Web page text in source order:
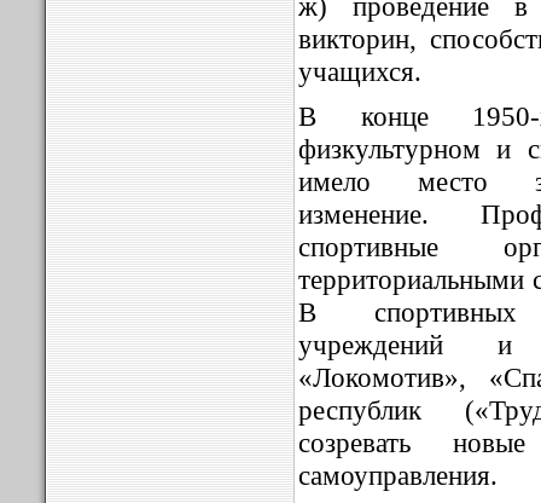
викторин,
учащихся.
В конце
физкультурном и
имело место
изменение.
спортивные
территориальными
В спортивных
учреждений и
«Локомотив»,
республик
созревать
самоуправления.